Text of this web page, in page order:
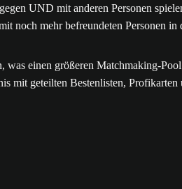
UND mit anderen Personen
noch mehr befreundeten Personen
einen größeren Matchmaking-
mit geteilten Bestenlisten, Profikarten